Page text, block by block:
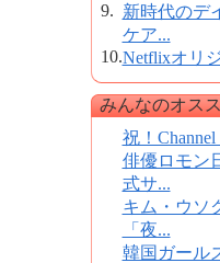
9. 新時代のデ
ケア...
10.Netflixオリ
みんなのオス
祝！Channel
俳優ロモン
式サ...
キム・ウソ
「夜...
韓国ガール